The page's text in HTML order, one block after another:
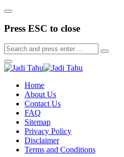
Press ESC to close
Home
About Us
Contact Us
FAQ
Sitemap
Privacy Policy
Disclaimer
Terms and Conditions